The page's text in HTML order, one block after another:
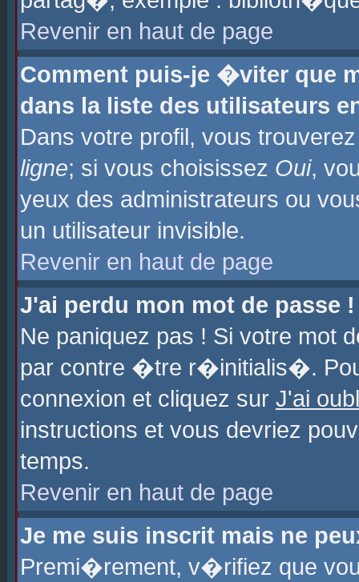
Revenir en haut de page
Comment puis-je �viter que
dans la liste des utilisateurs
Dans votre profil, vous
ligne; si vous choisissez Oui,
yeux des administrateurs ou
un utilisateur invisible.
Revenir en haut de page
J'ai perdu mon mot de passe !
Ne paniquez pas ! Si votre
par contre �tre r�initialis�.
connexion et cliquez sur J'ai
instructions et vous devriez
temps.
Revenir en haut de page
Je me suis inscrit mais ne
Premi�rement, v�rifiez que